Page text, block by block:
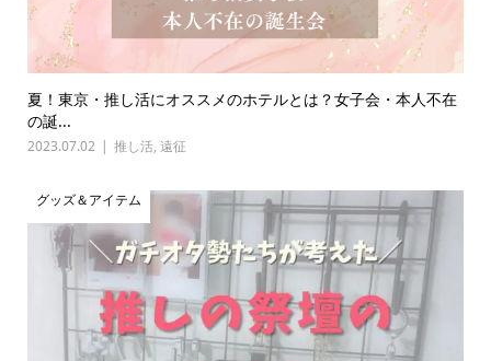
夏！東京・推し活にオススメのホテルとは？女子会・本人不在
の誕...
2023.07.02 推し活, 遠征
グッズ＆アイテム